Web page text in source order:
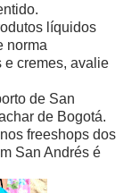
líquidos
norma
e cremes, avalie
de San
de Bogotá.
freeshops dos
San Andrés é